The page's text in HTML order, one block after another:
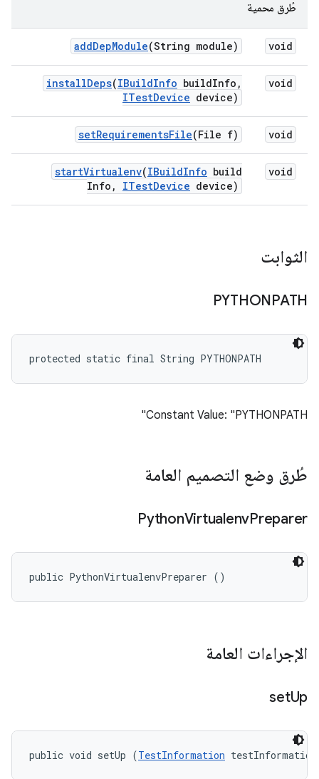
طُرق محمية
void
addDepModule(String module)
void
installDeps(IBuildInfo buildInfo ,
ITestDevice device)
void
setRequirementsFile(File f)
void
startVirtualenv(IBuildInfo build
Info , ITestDevice device)
الثوابت
PYTHONPATH
protected static final String PYTHONPATH
Constant Value: "PYTHONPATH"
طُرق وضع التصميم العامة
PythonVirtualenvPreparer
public PythonVirtualenvPreparer ()
الإجراءات العامة
setUp
public void setUp (TestInformation